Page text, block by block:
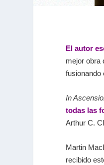
El autor
mejor obra
fusionando
In
todas las
Arthur C.
Martin
recibido